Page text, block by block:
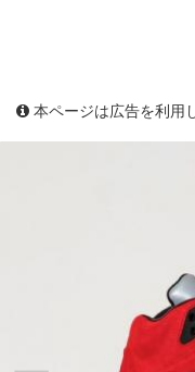
本ページは広告を利用